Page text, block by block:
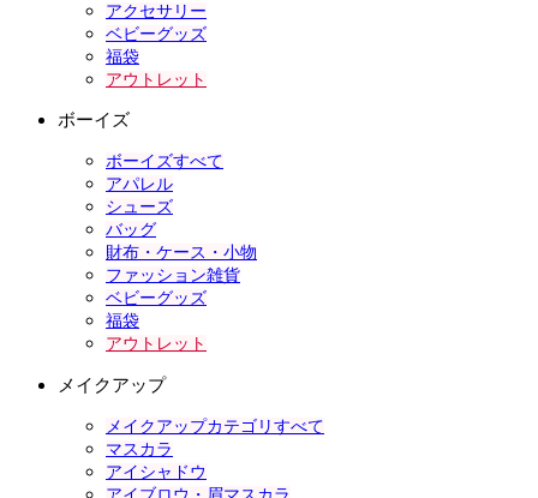
アクセサリー
ベビーグッズ
福袋
アウトレット
ボーイズ
ボーイズすべて
アパレル
シューズ
バッグ
財布・ケース・小物
ファッション雑貨
ベビーグッズ
福袋
アウトレット
メイクアップ
メイクアップカテゴリすべて
マスカラ
アイシャドウ